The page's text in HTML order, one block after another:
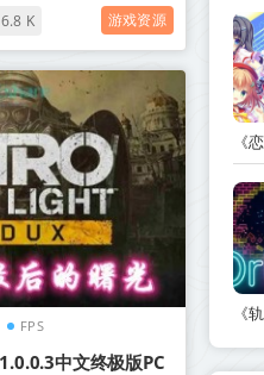
6.8 K 游戏资源
FPS
中文终极版PC